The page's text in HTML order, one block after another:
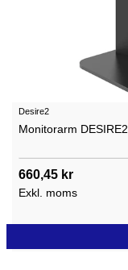
Desire2
Monitorarm DESIRE2
660,45 kr
Exkl. moms